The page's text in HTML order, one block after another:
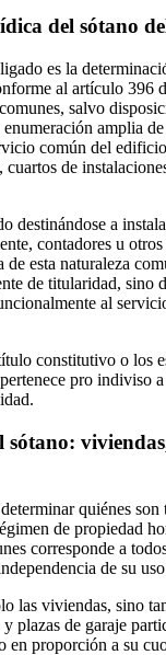
del sótano
es la
al artículo 396
salvo
amplia
común del
de
destinándose a
contadores u
esta naturaleza
de titularidad, sino
al
constitutivo o los
pro indiviso
quiénes son
de propiedad
corresponde a
de su
las viviendas, sino
plazas de garaje
en proporción a su